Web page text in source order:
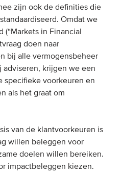
zijn ook de definities die
Omdat we
(“Markets in Financial
doen naar
bij alle vermogensbeheer
krijgen we een
specifieke voorkeuren en
als het graat om
van de klantvoorkeuren is
willen beleggen voor
doelen willen bereiken.
impactbeleggen kiezen.